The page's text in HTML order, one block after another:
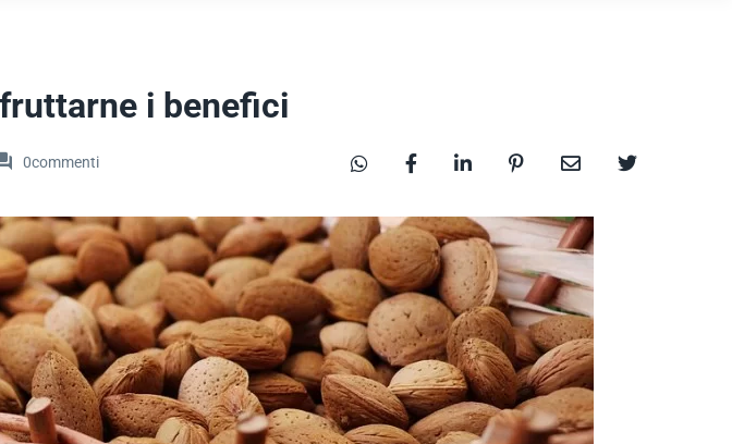
i benefici
0commenti